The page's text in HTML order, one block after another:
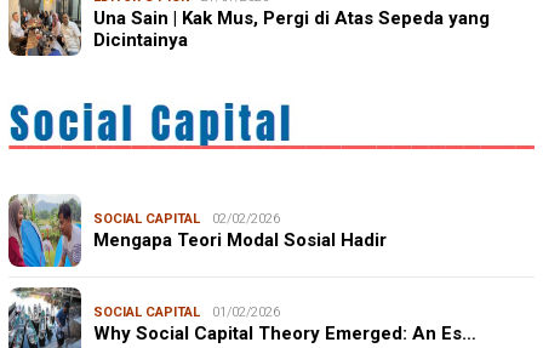
Una Sain | Kak Mus, Pergi di Atas Sepeda yang
Dicintainya
SOCIAL CAPITAL 02/02/2026
Mengapa Teori Modal Sosial Hadir
SOCIAL CAPITAL 01/02/2026
Why Social Capital Theory Emerged: An Es…